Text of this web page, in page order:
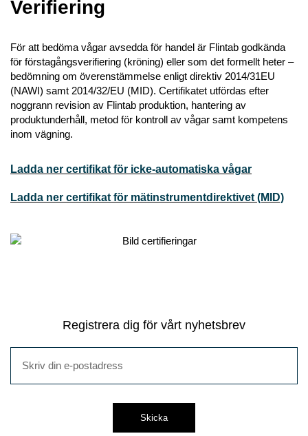
Verifiering
För att bedöma vågar avsedda för handel är Flintab godkända
för förstagångsverifiering (kröning) eller som det formellt heter –
bedömning om överenstämmelse enligt direktiv 2014/31EU
(NAWI) samt 2014/32/EU (MID). Certifikatet utfördas efter
noggrann revision av Flintab produktion, hantering av
produktunderhåll, metod för kontroll av vågar samt kompetens
inom vägning.
Ladda ner certifikat för icke-automatiska vågar
Ladda ner certifikat för mätinstrumentdirektivet (MID)
Registrera dig för vårt nyhetsbrev
Skicka